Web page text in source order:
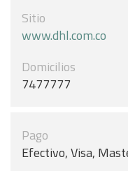
Sitio
www.dhl.com.co
Domicilios
7477777
Pago
Efectivo, Visa,